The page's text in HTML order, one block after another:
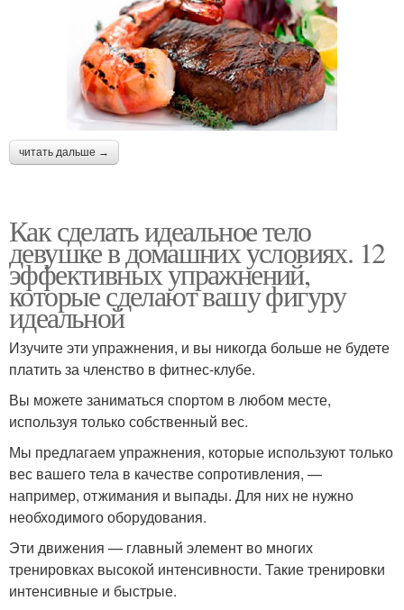
читать дальше →
Как сделать идеальное тело
девушке в домашних условиях. 12
эффективных упражнений,
которые сделают вашу фигуру
идеальной
Изучите эти упражнения, и вы никогда больше не будете
платить за членство в фитнес-клубе.
Вы можете заниматься спортом в любом месте,
используя только собственный вес.
Мы предлагаем упражнения, которые используют только
вес вашего тела в качестве сопротивления, —
например, отжимания и выпады. Для них не нужно
необходимого оборудования.
Эти движения — главный элемент во многих
тренировках высокой интенсивности. Такие тренировки
интенсивные и быстрые.